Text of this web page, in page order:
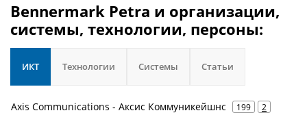
Bennermark Petra и организации,
системы, технологии, персоны:
ИКТ Технологии Системы Статьи
Axis Communications - Аксис Коммуникейшнс 199 2